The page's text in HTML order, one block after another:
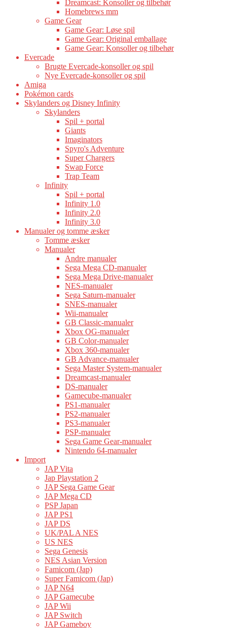
Dreamcast: Konsoller og tilbehør
Homebrews mm
Game Gear
Game Gear: Løse spil
Game Gear: Original emballage
Game Gear: Konsoller og tilbehør
Evercade
Brugte Evercade-konsoller og spil
Nye Evercade-konsoller og spil
Amiga
Pokémon cards
Skylanders og Disney Infinity
Skylanders
Spil + portal
Giants
Imaginators
Spyro's Adventure
Super Chargers
Swap Force
Trap Team
Infinity
Spil + portal
Infinity 1.0
Infinity 2.0
Infinity 3.0
Manualer og tomme æsker
Tomme æsker
Manualer
Andre manualer
Sega Mega CD-manualer
Sega Mega Drive-manualer
NES-manualer
Sega Saturn-manualer
SNES-manualer
Wii-manualer
GB Classic-manualer
Xbox OG-manualer
GB Color-manualer
Xbox 360-manualer
GB Advance-manualer
Sega Master System-manualer
Dreamcast-manualer
DS-manualer
Gamecube-manualer
PS1-manualer
PS2-manualer
PS3-manualer
PSP-manualer
Sega Game Gear-manualer
Nintendo 64-manualer
Import
JAP Vita
Jap Playstation 2
JAP Sega Game Gear
JAP Mega CD
PSP Japan
JAP PS1
JAP DS
UK/PAL A NES
US NES
Sega Genesis
NES Asian Version
Famicom (Jap)
Super Famicom (Jap)
JAP N64
JAP Gamecube
JAP Wii
JAP Switch
JAP Gameboy